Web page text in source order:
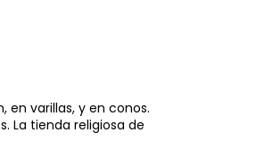
en varillas, y en conos.
La tienda religiosa de